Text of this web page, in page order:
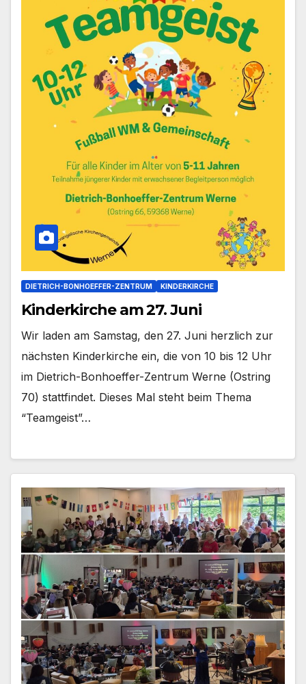
DIETRICH-BONHOEFFER-ZENTRUM KINDERKIRCHE
Kinderkirche am 27. Juni
Wir laden am Sams­tag, den 27. Juni herz­lich zur
nächs­ten Kin­der­kir­che ein, die von 10 bis 12 Uhr
im Dietrich-Bonhoeffer-Zentrum Wer­ne (Ost­ring
70) statt­fin­det. Die­ses Mal steht beim The­ma
“Team­geist”…